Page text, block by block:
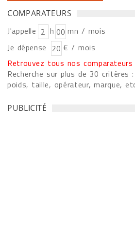
COMPARATEURS
J'appelle h
mn / mois
Je dépense
€ / mois
Retrouvez tous nos comparateurs
Recherche sur plus de 30 critères
poids, taille, opérateur, marque,
PUBLICITÉ